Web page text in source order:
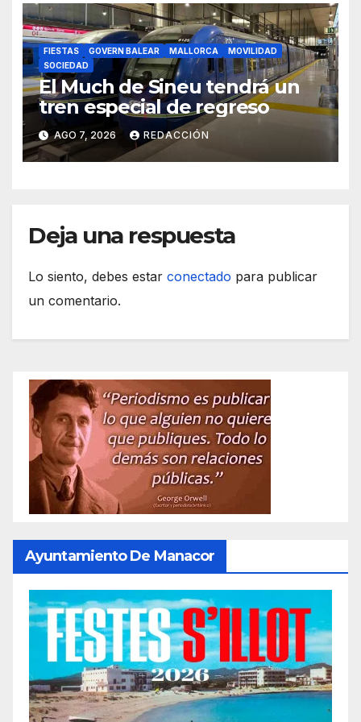
FIESTAS GOVERN BALEAR MALLORCA
MOVILIDAD
SOCIEDAD
El Much de Sineu tendrá un
tren especial de regreso
AGO 7, 2026 REDACCIÓN
Deja una respuesta
Lo siento, debes estar conectado para publicar
un comentario.
Ayuntamiento De Manacor